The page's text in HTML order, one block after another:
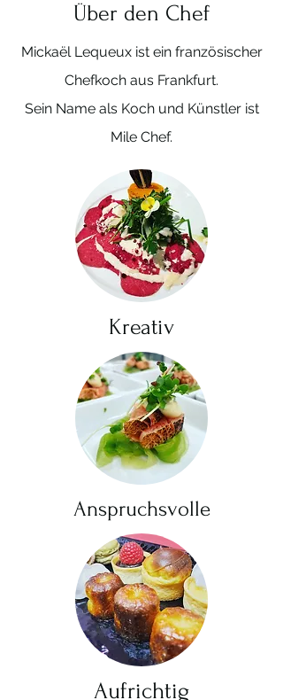
Über den Chef
Mickaël Lequeux ist ein französischer
Chefkoch aus Frankfurt.
Sein Name als Koch und Künstler ist
Mile Chef.
Kreativ
Anspruchsvolle
Aufrichtig